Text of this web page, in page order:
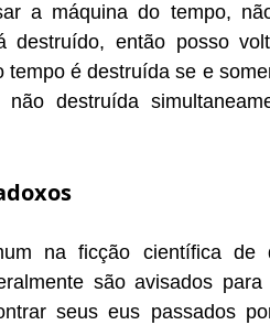
a máquina do tempo,
destruído, então posso
tempo é destruída se e
destruída
na ficção científica de
são avisados
seus eus passados